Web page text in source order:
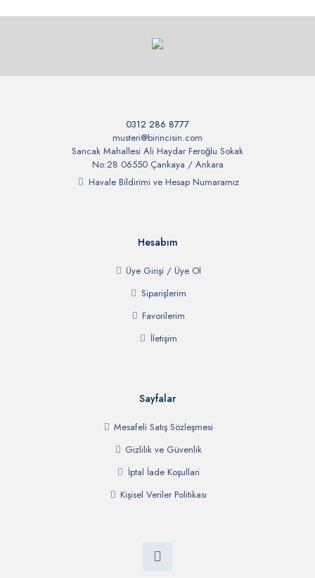
0312 286 8777
musteri@birincisin.com
Sancak Mahallesi Ali Haydar Feroğlu Sokak
No:28 06550 Çankaya / Ankara
Havale Bildirimi ve Hesap Numaramız
Hesabım
Üye Girişi / Üye Ol
Siparişlerim
Favorilerim
İletişim
Sayfalar
Mesafeli Satış Sözleşmesi
Gizlilik ve Güvenlik
İptal İade Koşullari
Kişisel Veriler Politikası